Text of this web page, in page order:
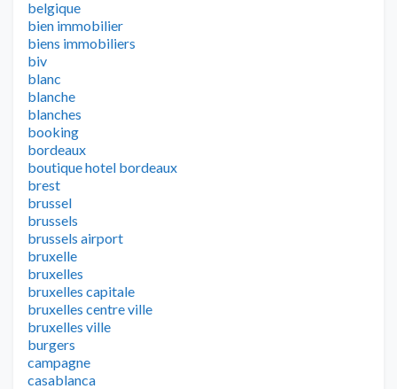
belgique
bien immobilier
biens immobiliers
biv
blanc
blanche
blanches
booking
bordeaux
boutique hotel bordeaux
brest
brussel
brussels
brussels airport
bruxelle
bruxelles
bruxelles capitale
bruxelles centre ville
bruxelles ville
burgers
campagne
casablanca